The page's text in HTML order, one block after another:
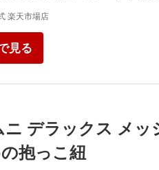
楽天市場店
見る
デラックス メッ
抱っこ紐